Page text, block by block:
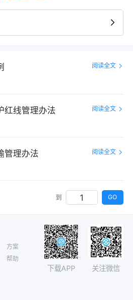
阅读全文
红线管理办法 阅读全文
管理办法 阅读全文
到 GO
方案
帮助
下载APP 关注微信